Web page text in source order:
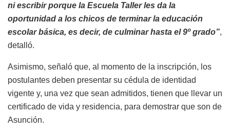
ni escribir porque la Escuela Taller les da la
oportunidad a los chicos de terminar la educación
escolar básica, es decir, de culminar hasta el 9º grado”,
detalló.
Asimismo, señaló que, al momento de la inscripción, los
postulantes deben presentar su cédula de identidad
vigente y, una vez que sean admitidos, tienen que llevar un
certificado de vida y residencia, para demostrar que son de
Asunción.